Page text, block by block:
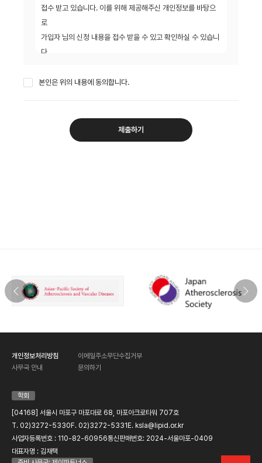
접수 받고 있습니다. 이를 위해 제공해주신 개인정보를 바탕으
로
가입자 님의 신청 내용을 접수 받을 수 있고 확인하실 수 있습니
다.
2. 수집하는 개인정보의 항목
(성함, 소속, 의사면허번호, 이메일, 휴대폰번호 등)
본인은 위의 내용에 동의합니다.
제출하기
개인정보처리방침
이메일주소무단수집거부
사무국 안내
문의하기
학회
[04168] 서울시 마포구 마포대로 68, 마포아크로타워 707호
T. 02)3272-5330 F. 02)3272-5331 E. ksla@lipid.or.kr
사업자등록번호 : 110-82-60956통신판매번호: 2024-서울마포-0409
대표자명 : 김재택